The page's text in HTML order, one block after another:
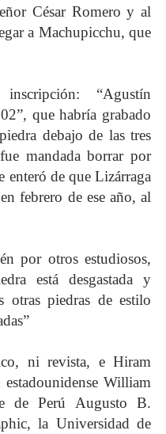
César Romero y al
a Machupicchu, que
“Agustín
que habría grabado
debajo de las tres
mandada borrar por
enteró de que Lizárraga
febrero de ese año, al
por otros estudiosos,
está desgastada y
otras piedras de estilo
ni revista, e Hiram
William
de Perú Augusto B.
la Universidad de